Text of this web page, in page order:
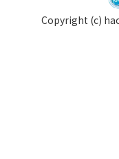
Copyright (c)